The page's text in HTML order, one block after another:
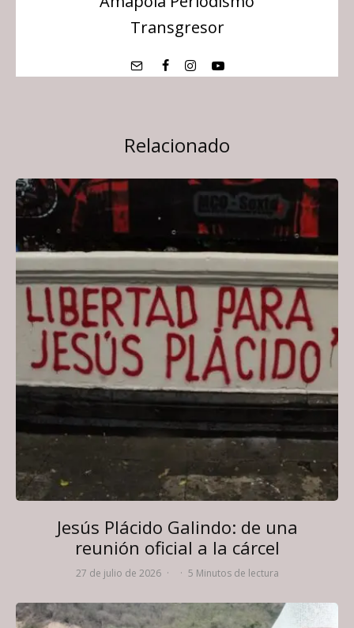
Transgresor
Relacionado
Jesús Plácido Galindo: de una
reunión oficial a la cárcel
27 de julio de 2026 · · 5 Minutos de lectura